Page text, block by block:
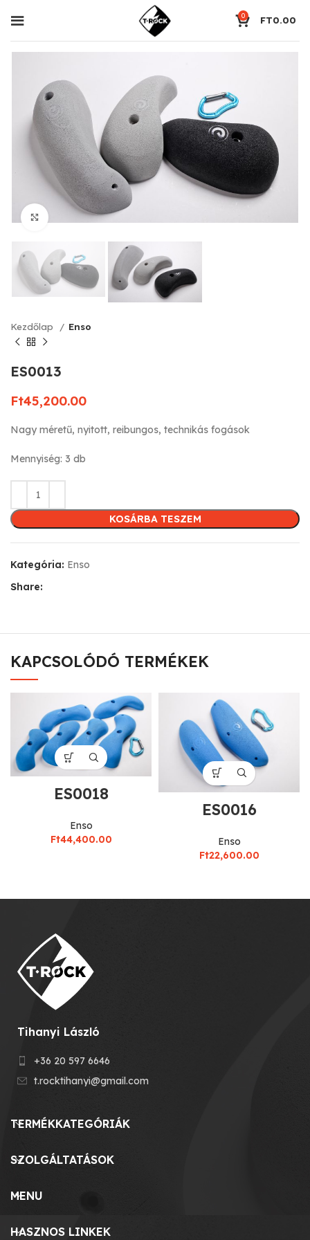
0 FT0.00
Click to enlarge
Kezdőlap Enso
ES0013
Ft45,200.00
Nagy méretű, nyitott, reibungos, technikás fogások
Mennyiség: 3 db
KOSÁRBA TESZEM
Kategória: Enso
Share:
KAPCSOLÓDÓ TERMÉKEK
ES0018
Enso
Ft44,400.00
ES0016
Enso
Ft22,600.00
Tihanyi László
+36 20 597 6646
t.rocktihanyi@gmail.com
TERMÉKKATEGÓRIÁK
SZOLGÁLTATÁSOK
MENU
HASZNOS LINKEK